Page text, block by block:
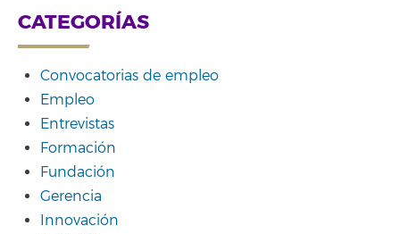
CATEGORÍAS
Convocatorias de empleo
Empleo
Entrevistas
Formación
Fundación
Gerencia
Innovación